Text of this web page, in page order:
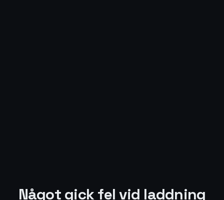
Något gick fel vid laddning